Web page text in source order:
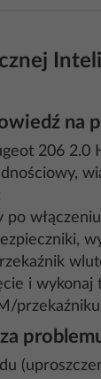
na
206 2.0
po
i wykonaj